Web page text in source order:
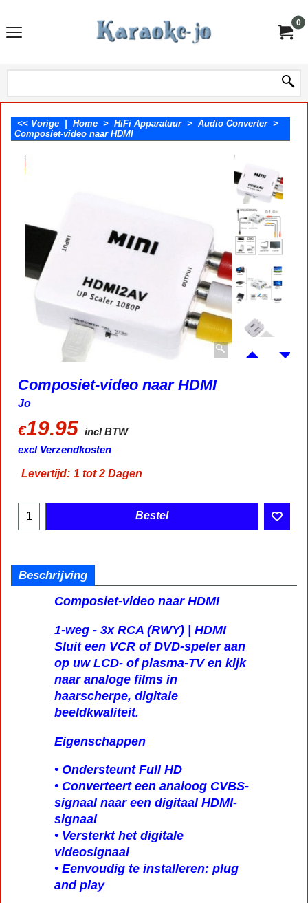
0
<< Vorige Home > HiFi Apparatuur> Audio Converter>
Composiet-video naar HDMI
Composiet-video naar HDMI
Jo
€19.95 incl BTW
excl Verzendkosten
Levertijd: 1 tot 2 Dagen
Bestel
Beschrijving
Composiet-video naar HDMI
1-weg - 3x RCA (RWY) | HDMI
Sluit een VCR of DVD-speler aan
op uw LCD- of plasma-TV en kijk
naar analoge films in
haarscherpe, digitale
beeldkwaliteit.
Eigenschappen
• Ondersteunt Full HD
• Converteert een analoog CVBS-
signaal naar een digitaal HDMI-
signaal
• Versterkt het digitale
videosignaal
• Eenvoudig te installeren: plug
and play